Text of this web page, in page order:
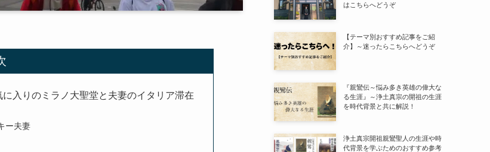
入りのミラノ大聖堂と夫妻のイタリア滞在
ー夫妻
はこちらへどうぞ
【テーマ別おすすめ記事をご紹
介】～迷ったらこちらへどうぞ
『親鸞伝～悩み多き英雄の偉大な
る生涯』～浄土真宗の開祖の生涯
を時代背景と共に解説！
浄土真宗開祖親鸞聖人の生涯や時
代背景を学ぶためのおすすめ参考